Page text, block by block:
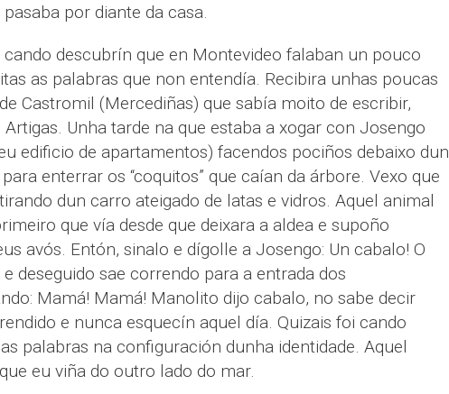
por diante da casa.
descubrín que en Montevideo falaban un pouco
as palabras que non entendía. Recibira unhas poucas
Castromil (Mercediñas) que sabía moito de escribir,
Unha tarde na que estaba a xogar con Josengo
edificio de apartamentos) facendos pociños debaixo dun
enterrar os “coquitos” que caían da árbore. Vexo que
dun carro ateigado de latas e vidros. Aquel animal
que vía desde que deixara a aldea e supoño
avós. Entón, sinalo e dígolle a Josengo: Un cabalo! O
deseguido sae correndo para a entrada dos
Mamá! Mamá! Manolito dijo cabalo, no sabe decir
e nunca esquecín aquel día. Quizais foi cando
palabras na configuración dunha identidade. Aquel
eu viña do outro lado do mar.